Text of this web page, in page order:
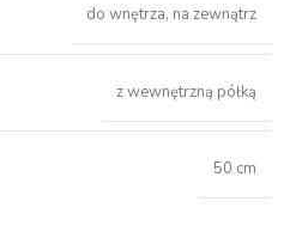
do wnętrza, na zewnątrz
z wewnętrzną półką
50 cm